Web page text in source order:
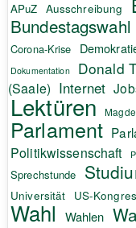
APuZ Ausschreibung
Bundestagswahl
Corona-Krise
Dokumentation Donald
(Saale) Internet
Lektüren
Parlament
Politikwissenschaft
Sprechstunde
Universität US-
Wahl Wahlen